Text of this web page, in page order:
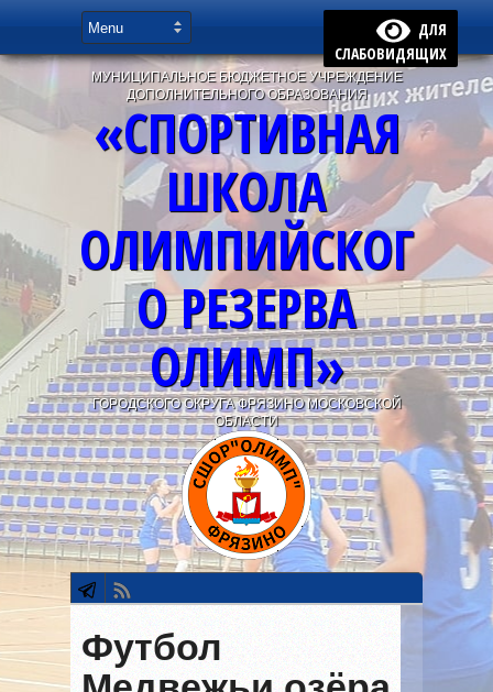
ДЛЯ
СЛАБОВИДЯЩИХ
МУНИЦИПАЛЬНОЕ БЮДЖЕТНОЕ УЧРЕЖДЕНИЕ
ДОПОЛНИТЕЛЬНОГО ОБРАЗОВАНИЯ
«СПОРТИВНАЯ
ШКОЛА
ОЛИМПИЙСКОГ
О РЕЗЕРВА
ОЛИМП»
ГОРОДСКОГО ОКРУГА ФРЯЗИНО МОСКОВСКОЙ
ОБЛАСТИ
Футбол